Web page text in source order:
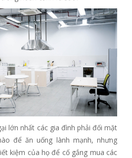
lớn nhất các gia đình phải đối mặt
để ăn uống lành mạnh, nhưng
kiệm của họ để cố gắng mua các